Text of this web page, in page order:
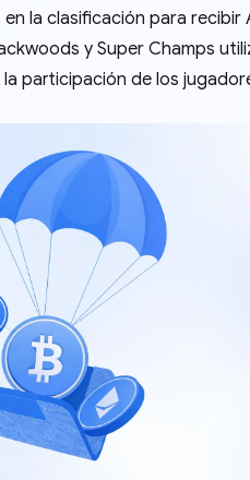
la clasificación para recibir
y Super Champs
participación de los